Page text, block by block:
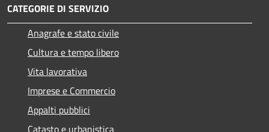
CATEGORIE DI SERVIZIO
Anagrafe e stato civile
Cultura e tempo libero
Vita lavorativa
Imprese e Commercio
Appalti pubblici
Catasto e urbanistica